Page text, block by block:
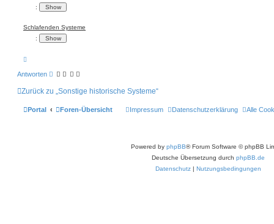
:
Schlafenden Systeme
:
h
b
Antworten
Zurück zu „Sonstige historische Systeme“
Portal Foren-Übersicht Alle
Datenschutzerklärung
Impressum
Powered by phpBB® Forum Software © phpBB
Deutsche Übersetzung durch phpBB.de
Datenschutz | Nutzungsbedingungen